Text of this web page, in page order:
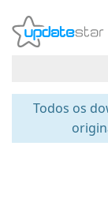
Todos os